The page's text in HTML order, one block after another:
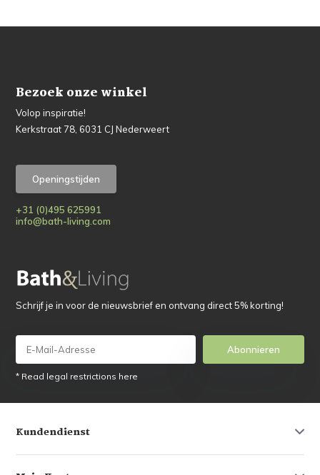
Bezoek onze winkel
Volop inspiratie!
Kerkstraat 78, 6031 CJ Nederweert
Openingstijden
+31 (0)495 625991
info@bath-living.com
Schrijf je in voor de nieuwsbrief en ontvang direct 5% korting!
Abonnieren
* Read legal restrictions here
Kundendienst